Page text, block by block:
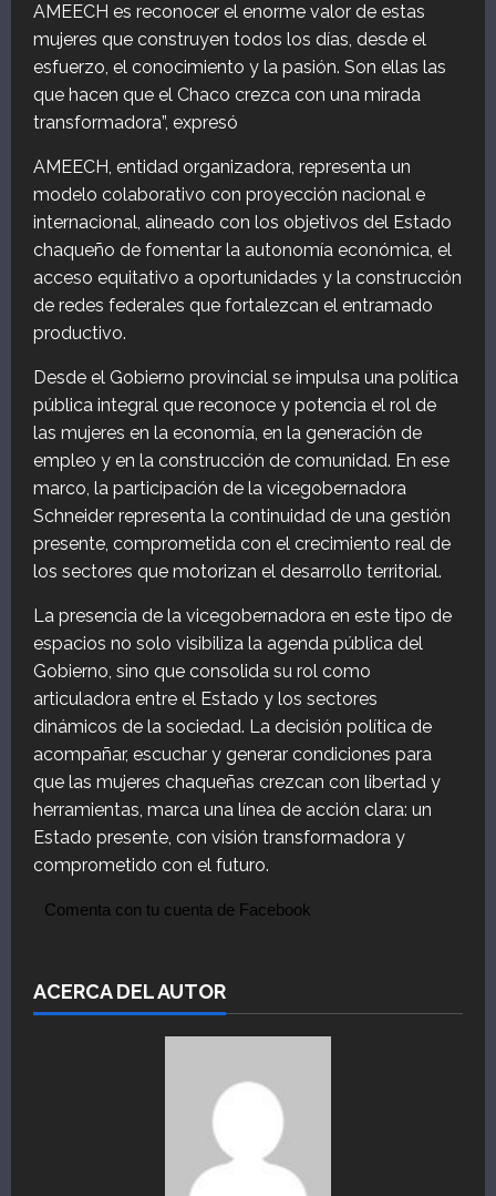
AMEECH es reconocer el enorme valor de estas
mujeres que construyen todos los días, desde el
esfuerzo, el conocimiento y la pasión. Son ellas las
que hacen que el Chaco crezca con una mirada
transformadora”, expresó
AMEECH, entidad organizadora, representa un
modelo colaborativo con proyección nacional e
internacional, alineado con los objetivos del Estado
chaqueño de fomentar la autonomía económica, el
acceso equitativo a oportunidades y la construcción
de redes federales que fortalezcan el entramado
productivo.
Desde el Gobierno provincial se impulsa una política
pública integral que reconoce y potencia el rol de
las mujeres en la economía, en la generación de
empleo y en la construcción de comunidad. En ese
marco, la participación de la vicegobernadora
Schneider representa la continuidad de una gestión
presente, comprometida con el crecimiento real de
los sectores que motorizan el desarrollo territorial.
La presencia de la vicegobernadora en este tipo de
espacios no solo visibiliza la agenda pública del
Gobierno, sino que consolida su rol como
articuladora entre el Estado y los sectores
dinámicos de la sociedad. La decisión política de
acompañar, escuchar y generar condiciones para
que las mujeres chaqueñas crezcan con libertad y
herramientas, marca una línea de acción clara: un
Estado presente, con visión transformadora y
comprometido con el futuro.
Comenta con tu cuenta de Facebook
ACERCA DEL AUTOR